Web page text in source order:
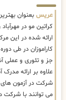
عریس بعنوان
کراتین مو در
ارائه شده در این
کاراموزان در طی
جز و تئوری و عملی
علاوه بر ارائه
شرکت در آزمون های
می توانند با شرکت